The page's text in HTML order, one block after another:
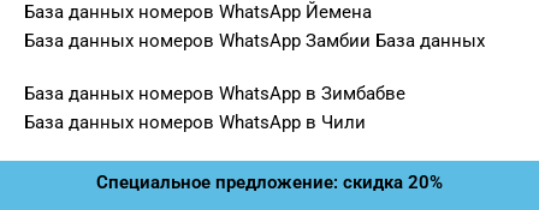
База данных номеров WhatsApp Йемена
База данных номеров WhatsApp Замбии База данных
База данных номеров WhatsApp в Зимбабве
База данных номеров WhatsApp в Чили
Специальное предложение: скидка 20%